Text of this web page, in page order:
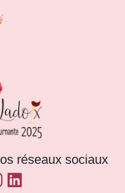
réseaux sociaux